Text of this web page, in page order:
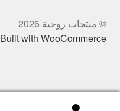
© منتجات زوجية 2026
Built with WooCommerce